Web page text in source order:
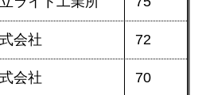
会社 72
会社 70